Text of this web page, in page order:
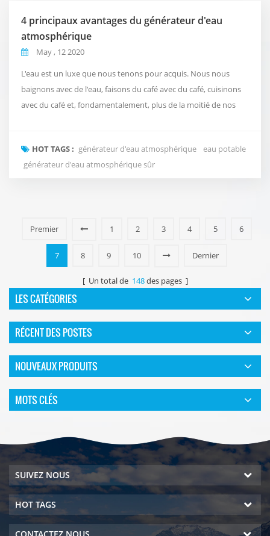
4 principaux avantages du générateur d'eau
atmosphérique
May , 12 2020
L'eau est un luxe que nous tenons pour acquis. Nous nous
baignons avec de l'eau, faisons du café avec du café, cuisinons
avec du café et, fondamentalement, plus de la moitié de nos
impossible. Chez Fuzhou Green Olive Trade Co., Ltd., nous
comprenons l'i...
HOT TAGS : générateur d'eau atmosphérique
eau potable
générateur d'eau atmosphérique sûr
Premier 1 2 3 4 5 6
7 8 9 10 Dernier
[ Un total de 148des pages ]
LES CATÉGORIES
RÉCENT DES POSTES
NOUVEAUX PRODUITS
MOTS CLÉS
SUIVEZ NOUS
HOT TAGS